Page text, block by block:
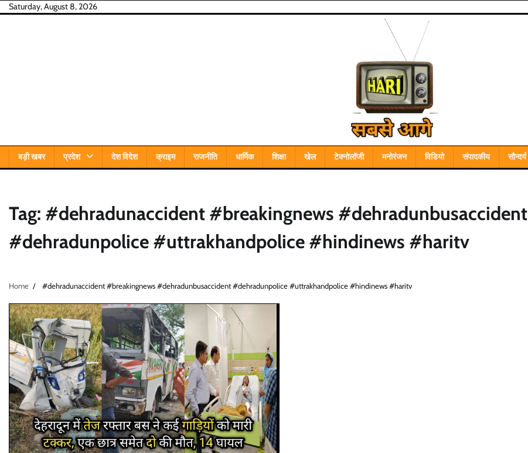
SkipSaturday, August 8, 2026
बड़ी खबर प्रदेश देश विदेश क्राइम राजनीति धार्मिक शिक्षा खेल टेक्नोलॉजी मनोरंजन विडियो संपादकीय सौन्दर्य
Tag: #dehradunaccident #breakingnews #dehradunbusaccident
#dehradunpolice #uttrakhandpolice #hindinews #haritv
Home #dehradunaccident #breakingnews #dehradunbusaccident #dehradunpolice #uttrakhandpolice #hindinews #haritv